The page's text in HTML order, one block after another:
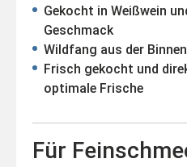
Gekocht in Weißwein
Geschmack
Wildfang aus der
Frisch gekocht und
optimale Frische
Für